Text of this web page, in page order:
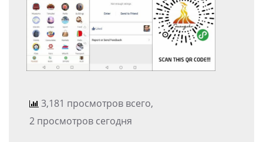
3,181 просмотров всего,
2 просмотров сегодня